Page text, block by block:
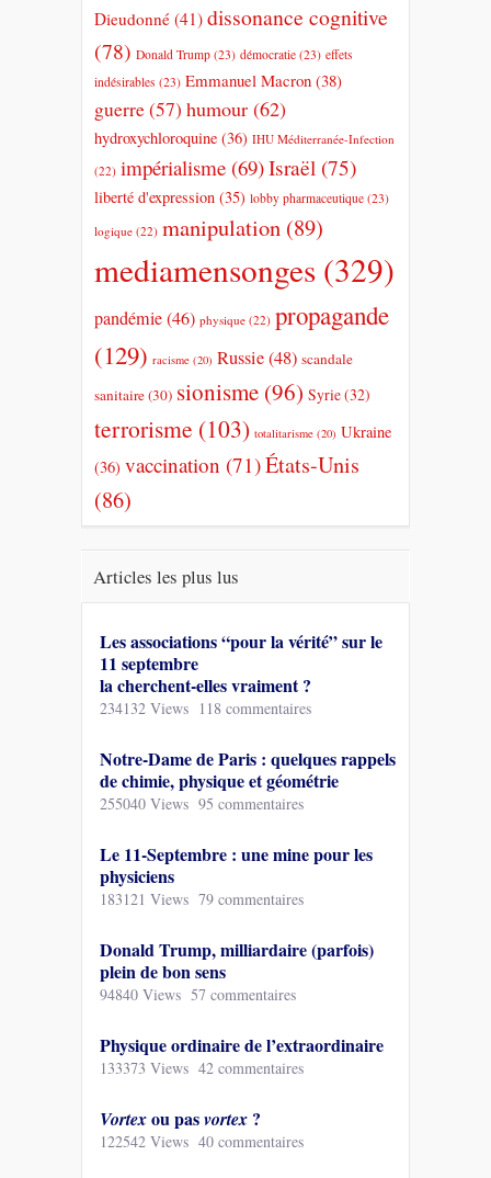
Dieudonné (41) dissonance cognitive
(78) Donald Trump (23) démocratie (23) effets
indésirables (23) Emmanuel Macron (38)
guerre(57) humour (62)
hydroxychloroquine (36) IHU Méditerranée-Infection
(22) impérialisme (69)Israël (75)
liberté d'expression (35) lobby pharmaceutique (23)
logique (22) manipulation (89)
mediamensonges (329)
pandémie(46) physique (22) propagande
(129) racisme (20) Russie(48) scandale
sanitaire(30) sionisme (96) Syrie(32)
terrorisme (103) totalitarisme (20) Ukraine
(36) vaccination (71)États-Unis
(86)
Articles les plus lus
Les associations “pour la vérité” sur le
11 septembre
la cherchent-elles vraiment ?
234132 Views 118 commentaires
Notre-Dame de Paris : quelques rappels
de chimie, physique et géométrie
255040 Views 95 commentaires
Le 11-Septembre : une mine pour les
physiciens
183121 Views 79 commentaires
Donald Trump, milliardaire (parfois)
plein de bon sens
94840 Views 57 commentaires
Physique ordinaire de l’extraordinaire
133373 Views 42 commentaires
Vortexou pasvortex ?
122542 Views 40 commentaires